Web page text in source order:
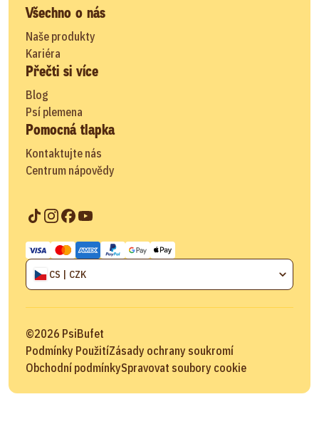
Všechno o nás
Naše produkty
Kariéra
Přečti si více
Blog
Psí plemena
Pomocná tlapka
Kontaktujte nás
Centrum nápovědy
CS | CZK
©2026 PsiBufet
Podmínky PoužitíZásady ochrany soukromí
Obchodní podmínkySpravovat soubory cookie